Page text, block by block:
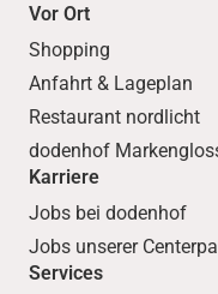
Vor Ort
Shopping
Anfahrt & Lageplan
Restaurant nordlicht
dodenhof
Karriere
Jobs bei dodenhof
Jobs unserer
Services